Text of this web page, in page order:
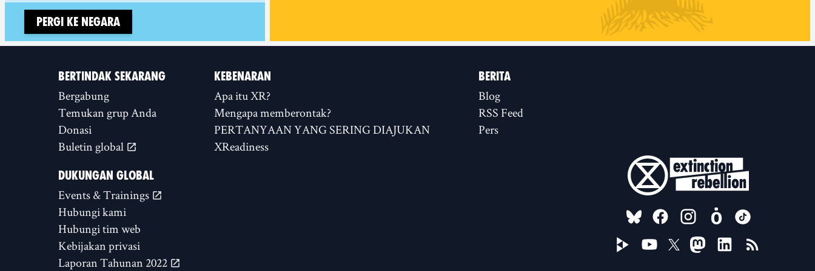
Pergi ke negara
BERTINDAK SEKARANG
Bergabung
Temukan grup Anda
Donasi
Buletin global
KEBENARAN
Apa itu XR?
Mengapa memberontak?
PERTANYAAN YANG SERING DIAJUKAN
XReadiness
BERITA
Blog
RSS Feed
Pers
DUKUNGAN GLOBAL
Events & Trainings
Hubungi kami
Hubungi tim web
Kebijakan privasi
Laporan Tahunan 2022
FOLLOW US ON